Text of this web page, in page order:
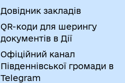
Довідник закладів
QR-коди для шерингу
документів в Дії
Офіційний канал
Південнівської громади в
Telegram